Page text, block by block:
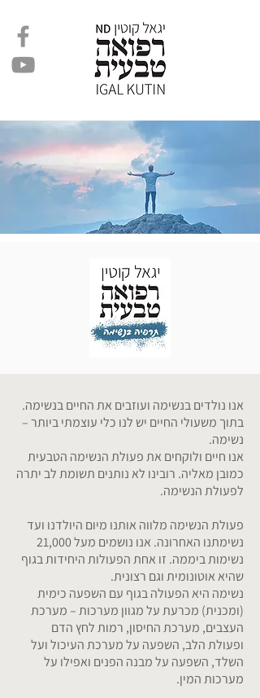
אנו נולדים בנשימה ועוזבים את החיים בנשימה.
בתוך משעולי החיים יש לנו כלי עוצמתי ביותר –
נשימה.
אנו חיים ולוקחים את פעולת הנשימה הטבעית
כמובן מאליה. רובינו לא נותנים תשומת לב יתרה
לפעולת הנשימה.
פעולת הנשימה מלווה אותנו מיום היולדנו ועד
נשימתנו האחרונה. אנו נושמים מעל 21,000
נשימות ביממה. זו אחת הפעולות היחידות בגוף
שהיא אוטונומית וגם רצונית.
נשימה היא הפעולה בגוף עם השפעה כימית
(ומכנית) מכרעת על מגוון מערכות – מערכת
העצבים, מערכת החיסון, רמות לחץ הדם
ופעולת הלב, השפעה על מערכת העיכול ועל
השלד, השפעה על מבנה הפנים ואפילו על
מערכות המין.